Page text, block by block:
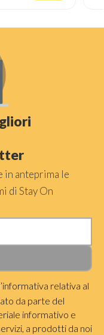
in anteprima le
di Stay On
relativa al
da parte del
informativo e
a prodotti da noi